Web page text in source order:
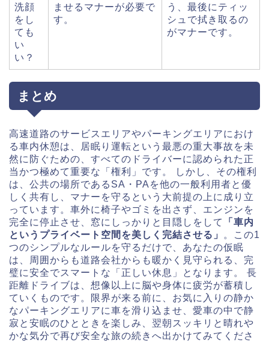
洗顔
をし
ても
い
い？
ませるマナーが必要で
す。
う、最後にティッ
シュで拭き取るの
がマナーです。
まとめ
高速道路のサービスエリアやパーキングエリアにおけ
る車内休憩は、居眠り運転という最悪の重大事故を未
然に防ぐための、すべてのドライバーに認められた正
当かつ極めて重要な「権利」です。 しかし、その権利
は、公共の場所であるSA・PAを他の一般利用者と優
しく共有し、マナーを守るという大前提の上に成り立
っています。車外に椅子やゴミを出さず、エンジンを
完全に停止させ、窓にしっかりと目隠しをして
「車内
というプライベート空間を美しく完結させる」
。この1
つのシンプルなルールを守るだけで、あなたの仮眠
は、周囲からも道路会社からも暖かく見守られる、完
璧に安全でスマートな「正しい休息」となります。 長
距離ドライブは、想像以上に脳や身体に疲労が蓄積し
ていくものです。限界が来る前に、お気に入りの静か
なパーキングエリアに車を滑り込ませ、愛車の中で静
寂と安眠のひとときを楽しみ、翌朝スッキリと晴れや
かな気分で再び安全な旅の続きへ出かけてみてくださ